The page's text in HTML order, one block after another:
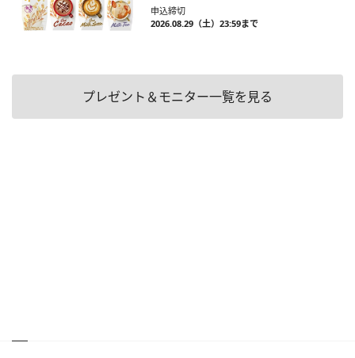
申込締切
2026.08.29（土）23:59まで
プレゼント＆モニター一覧を見る